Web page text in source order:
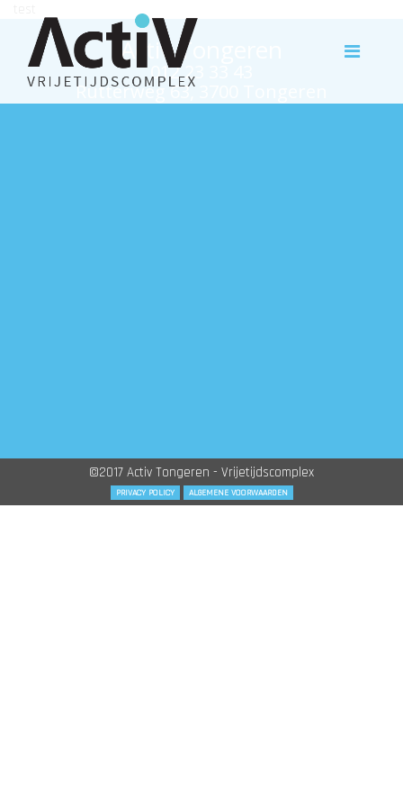
Activ Tongeren
012 23 33 43
Rutterweg 63, 3700 Tongeren
©2017 Activ Tongeren - Vrijetijdscomplex
PRIVACY POLICY ALGEMENE VOORWAARDEN